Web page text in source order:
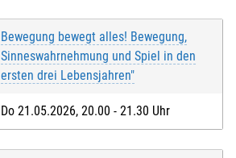
Bewegung bewegt alles! Bewegung,
Sinneswahrnehmung und Spiel in den
ersten drei Lebensjahren"
Do 21.05.2026, 20.00 - 21.30 Uhr